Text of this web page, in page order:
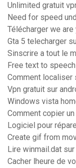
Unlimited gratuit
Need for speed
Télécharger we
Gta 5 telecharger
Sinscrire a tout le
Free text to
Comment localiser
Vpn gratuit sur
Windows vista
Comment copier
Logiciel pour
Create gif from
Lire winmail.dat
Cacher lheure de